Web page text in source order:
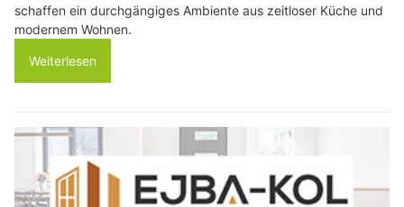
schaffen ein durchgängiges Ambiente aus zeitloser Küche und
modernem Wohnen.
Weiterlesen